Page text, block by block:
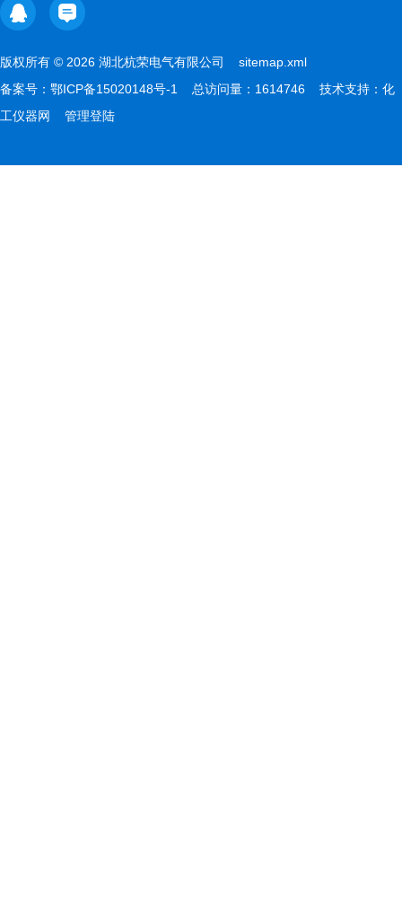
版权所有 © 2026 湖北杭荣电气有限公司 sitemap.xml
备案号： 鄂ICP备15020148号-1 总访问量：1614746 技术支持： 化
工仪器网
管理登陆